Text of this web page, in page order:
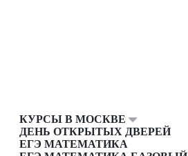
КУРСЫ В МОСКВЕ
ДЕНЬ ОТКРЫТЫХ ДВЕРЕЙ
ЕГЭ МАТЕМАТИКА